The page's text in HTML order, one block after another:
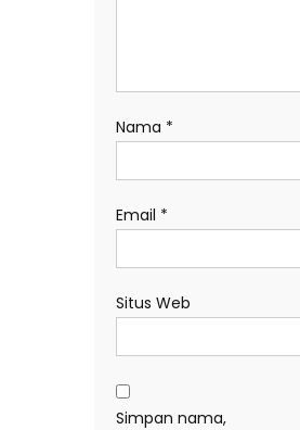
Nama *
Email *
Situs Web
Simpan nama,